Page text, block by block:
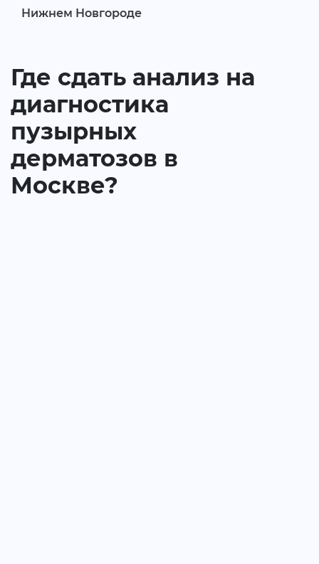
Нижнем Новгороде
Где сдать анализ на
диагностика
пузырных
дерматозов в
Москве?